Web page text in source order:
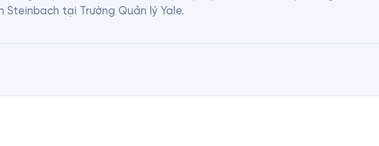
tại Trường Quản lý Yale.